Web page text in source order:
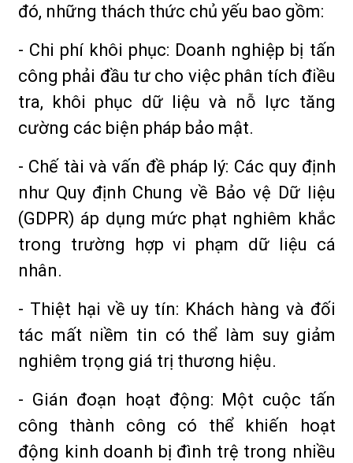
đó, những thách thức chủ yếu bao gồm:
- Chi phí khôi phục: Doanh nghiệp bị tấn
công phải đầu tư cho việc phân tích điều
tra, khôi phục dữ liệu và nỗ lực tăng
cường các biện pháp bảo mật.
- Chế tài và vấn đề pháp lý: Các quy định
như Quy định Chung về Bảo vệ Dữ liệu
(GDPR) áp dụng mức phạt nghiêm khắc
trong trường hợp vi phạm dữ liệu cá
nhân.
- Thiệt hại về uy tín: Khách hàng và đối
tác mất niềm tin có thể làm suy giảm
nghiêm trọng giá trị thương hiệu.
- Gián đoạn hoạt động: Một cuộc tấn
công thành công có thể khiến hoạt
động kinh doanh bị đình trệ trong nhiều